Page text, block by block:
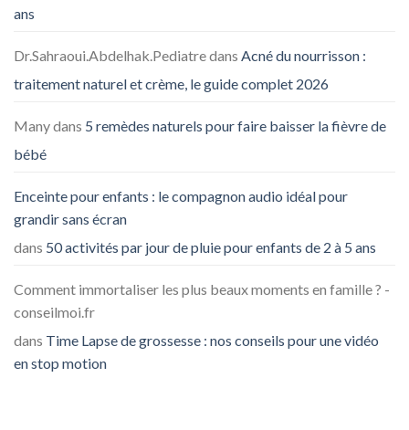
ans
Dr.Sahraoui.Abdelhak.Pediatredans Acné du nourrisson :
traitement naturel et crème, le guide complet 2026
Manydans 5 remèdes naturels pour faire baisser la fièvre de
bébé
Enceinte pour enfants : le compagnon audio idéal pour
grandir sans écran
dans 50 activités par jour de pluie pour enfants de 2 à 5 ans
Comment immortaliser les plus beaux moments en famille ? -
conseilmoi.fr
dans Time Lapse de grossesse : nos conseils pour une vidéo
en stop motion